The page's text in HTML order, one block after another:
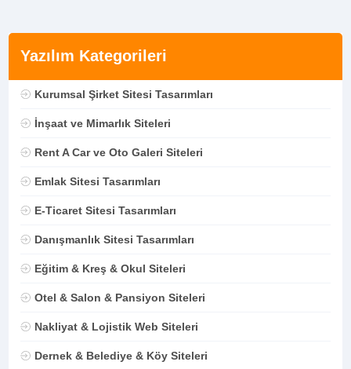
Yazılım Kategorileri
Kurumsal Şirket Sitesi Tasarımları
İnşaat ve Mimarlık Siteleri
Rent A Car ve Oto Galeri Siteleri
Emlak Sitesi Tasarımları
E-Ticaret Sitesi Tasarımları
Danışmanlık Sitesi Tasarımları
Eğitim & Kreş & Okul Siteleri
Otel & Salon & Pansiyon Siteleri
Nakliyat & Lojistik Web Siteleri
Dernek & Belediye & Köy Siteleri